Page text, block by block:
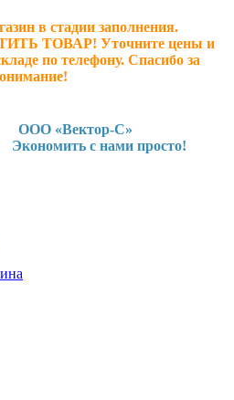
в стадии заполнения.
ТОВАР! Уточните цены и
по телефону. Спасибо за
«Вектор-С»
с нами просто!